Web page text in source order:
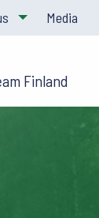
Media
Finland